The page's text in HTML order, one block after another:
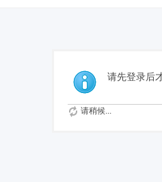
请先登录后
请稍候...